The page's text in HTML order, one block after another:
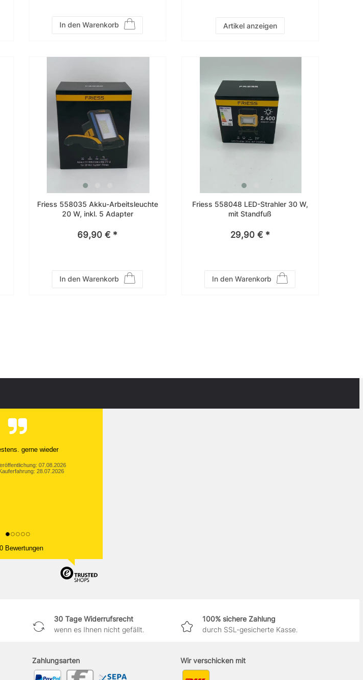
In den Warenkorb Artikel anzeigen
Friess 558035 Akku-Arbeitsleuchte
20 W, inkl. 5 Adapter
69,90 € *
In den Warenkorb
Friess 558048 LED-Strahler 30 W,
mit Standfuß
29,90 € *
In den Warenkorb
gerne wieder
07.08.2026
28.07.2026
Bewertungen
30 Tage Widerrufsrecht
wenn es Ihnen nicht gefällt.
100% sichere Zahlung
durch SSL-gesicherte Kasse.
Zahlungsarten Wir verschicken mit